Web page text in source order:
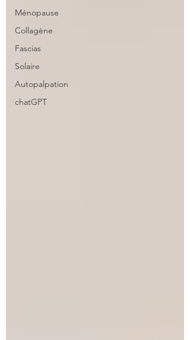
Ménopause
Collagène
Fascias
Solaire
Autopalpation
chatGPT